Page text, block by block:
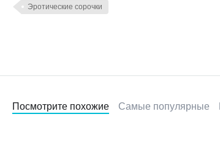
Эротические сорочки
Посмотрите похожие Самые популярные